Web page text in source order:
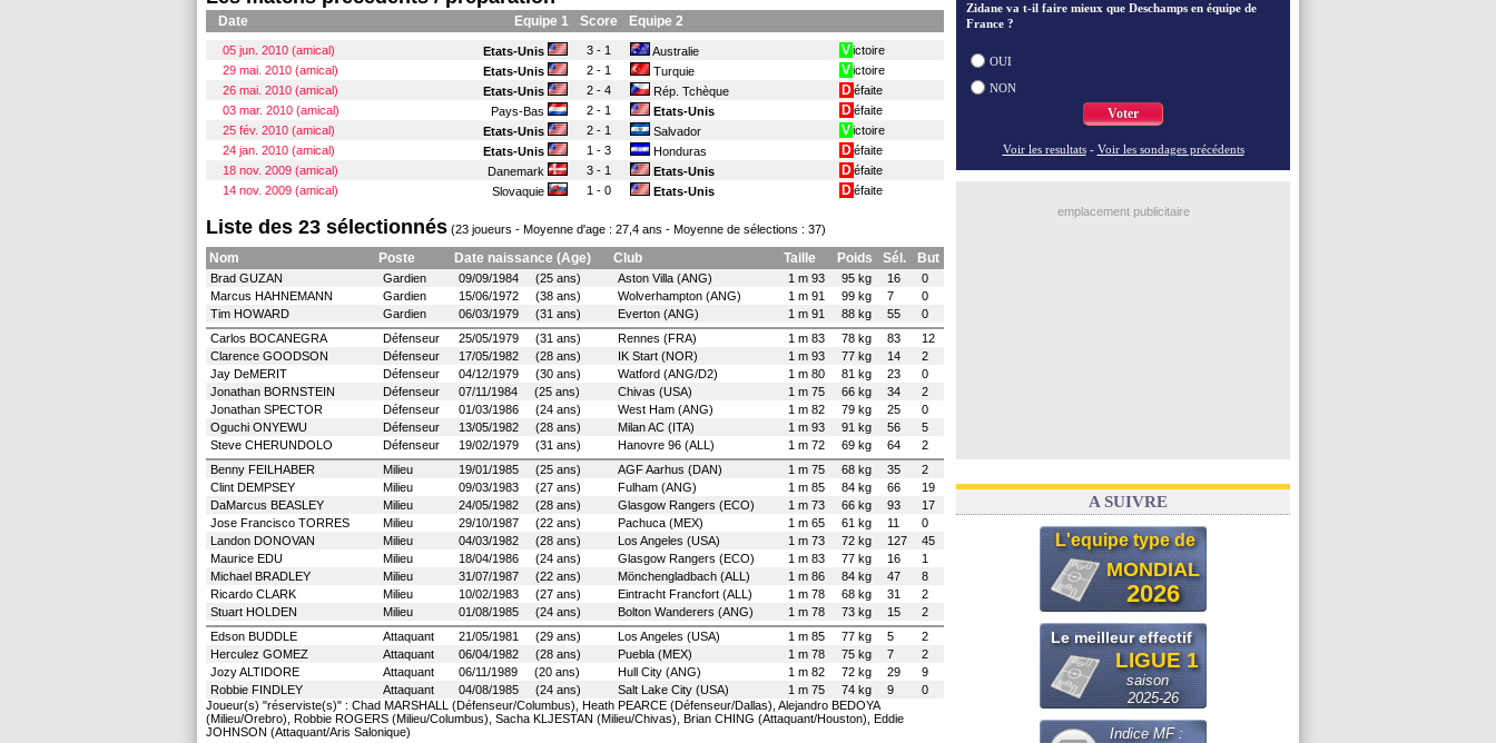
Date Equipe 1 Score Equipe 2
05 jun. 2010 (amical) Etats-Unis 3 - 1 Australie Victoire
29 mai. 2010 (amical)
Etats-Unis 2 - 1 Turquie Victoire
26 mai. 2010 (amical)
Etats-Unis 2 - 4 Rép. Tchèque Défaite
03 mar. 2010 (amical)
Pays-Bas 2 - 1 Etats-Unis Défaite
25 fév. 2010 (amical)
Etats-Unis 2 - 1 Salvador Victoire
24 jan. 2010 (amical)
Etats-Unis 1 - 3 Honduras Défaite
18 nov. 2009 (amical)
Danemark 3 - 1 Etats-Unis Défaite
14 nov. 2009 (amical)
Slovaquie 1 - 0 Etats-Unis Défaite
Liste des 23 sélectionnés (23 joueurs - Moyenne d'age : 27,4 ans - Moyenne de sélections : 37)
Nom Poste Date naissance (Age) Club Taille Poids Sél. But
Brad GUZAN Gardien 09/09/1984 (25 ans) Aston Villa (ANG) 1 m 93 95 kg 16
0
Marcus HAHNEMANN
Gardien 15/06/1972 (38 ans) Wolverhampton (ANG) 1 m 91 99 kg 7
0
Tim HOWARD
Gardien 06/03/1979 (31 ans) Everton (ANG) 1 m 91 88 kg 55
0
Carlos BOCANEGRA
Défenseur 25/05/1979 (31 ans) Rennes (FRA) 1 m 83 78 kg 83
12
Clarence GOODSON
Défenseur 17/05/1982 (28 ans) IK Start (NOR) 1 m 93 77 kg 14
2
Jay DeMERIT
Défenseur 04/12/1979 (30 ans) Watford (ANG/D2) 1 m 80 81 kg 23
0
Jonathan BORNSTEIN
Défenseur 07/11/1984 (25 ans) Chivas (USA) 1 m 75 66 kg 34
2
Jonathan SPECTOR
Défenseur 01/03/1986 (24 ans) West Ham (ANG) 1 m 82 79 kg 25
0
Oguchi ONYEWU
Défenseur 13/05/1982 (28 ans) Milan AC (ITA) 1 m 93 91 kg 56
5
Steve CHERUNDOLO
Défenseur 19/02/1979 (31 ans) Hanovre 96 (ALL) 1 m 72 69 kg 64
2
Benny FEILHABER
Milieu 19/01/1985 (25 ans) AGF Aarhus (DAN) 1 m 75 68 kg 35
2
Clint DEMPSEY
Milieu 09/03/1983 (27 ans) Fulham (ANG) 1 m 85 84 kg 66
19
DaMarcus BEASLEY
Milieu 24/05/1982 (28 ans) Glasgow Rangers (ECO) 1 m 73 66 kg 93
17
Jose Francisco TORRES
Milieu 29/10/1987 (22 ans) Pachuca (MEX) 1 m 65 61 kg 11
0
Landon DONOVAN
Milieu 04/03/1982 (28 ans) Los Angeles (USA) 1 m 73 72 kg 127
45
Maurice EDU
Milieu 18/04/1986 (24 ans) Glasgow Rangers (ECO) 1 m 83 77 kg 16
1
Michael BRADLEY
Milieu 31/07/1987 (22 ans) Mönchengladbach (ALL) 1 m 86 84 kg 47
8
Ricardo CLARK
Milieu 10/02/1983 (27 ans) Eintracht Francfort (ALL) 1 m 78 68 kg 31
2
Stuart HOLDEN
Milieu 01/08/1985 (24 ans) Bolton Wanderers (ANG) 1 m 78 73 kg 15
2
Edson BUDDLE
Attaquant 21/05/1981 (29 ans) Los Angeles (USA) 1 m 85 77 kg 5
2
Herculez GOMEZ
Attaquant 06/04/1982 (28 ans) Puebla (MEX) 1 m 78 75 kg 7
2
Jozy ALTIDORE
Attaquant 06/11/1989 (20 ans) Hull City (ANG) 1 m 82 72 kg 29
9
Robbie FINDLEY
Attaquant 04/08/1985 (24 ans) Salt Lake City (USA) 1 m 75 74 kg 9
0
Joueur(s) "réserviste(s)" : Chad MARSHALL (Défenseur/Columbus), Heath PEARCE (Défenseur/Dallas), Alejandro BEDOYA
(Milieu/Orebro), Robbie ROGERS (Milieu/Columbus), Sacha KLJESTAN (Milieu/Chivas), Brian CHING (Attaquant/Houston), Eddie
JOHNSON (Attaquant/Aris Salonique)
28/07 EdF : le message de Mbappé à Zidane
28/07 EdF
28/07
EdF
Zidane va t-il faire mieux que Deschamps en équipe de
France ?
OUI
NON
Voter
Voir les resultats - Voir les sondages précédents
emplacement publicitaire
A SUIVRE
L'equipe type de
MONDIAL
2026
Le meilleur effectif
LIGUE 1
saison
2025-26
Indice MF :